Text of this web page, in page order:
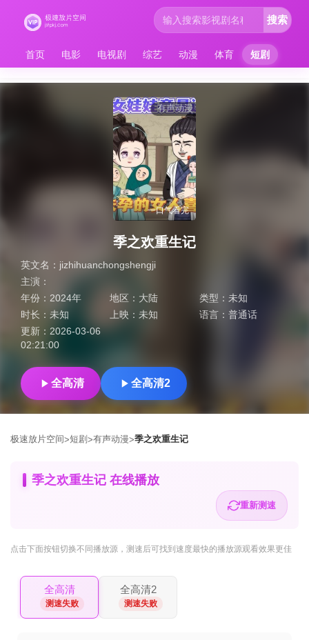
首页 电影 电视剧 综艺 动漫 体育 短剧
搜索
有声动漫
一口气看完
季之欢重生记
英文名： jizhihuanchongshengji
主演：
年份： 2024年 地区： 大陆 类型： 未知
时长： 未知 上映： 未知 语言： 普通话
更新： 2026-03-06
02:21:00
全高清 全高清2
极速放片空间>短剧 >有声动漫>季之欢重生记
季之欢重生记 在线播放
重新测速
点击下面按钮切换不同播放源 ，测速后可找到速度最快的播放源观看效果更佳
全高清
测速失败
全高清2
测速失败